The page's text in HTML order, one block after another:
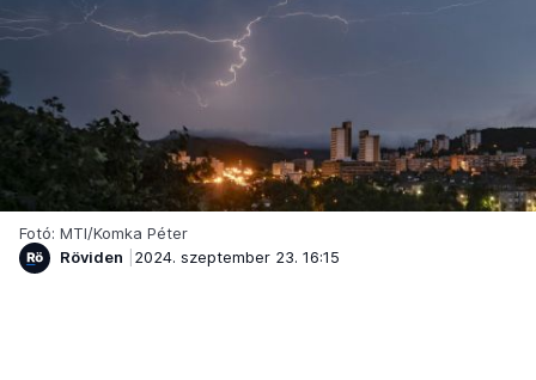
Fotó: MTI/Komka Péter
Röviden
2024. szeptember 23. 16:15